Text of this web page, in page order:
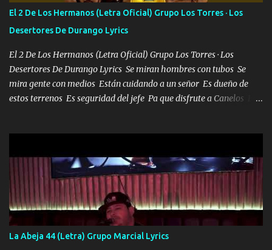
tirante andamos mi carnal atento a cualquier necesidad no porque
se ve limpio el camino nos confiamos al andar y nunca con la
misma piedra me vuelvo a tropezar Cuando ando de enamorado
en corto me tiró a per...
El 2 De Los Hermanos (Letra Oficial) Grupo Los Torres · Los
Desertores De Durango Lyrics
El 2 De Los Hermanos (Letra Oficial) Grupo Los Torres · Los
Desertores De Durango Lyrics Se miran hombres con tubos Se
mira gente con medios Están cuidando a un señor Es dueño de
estos terrenos Es seguridad del jefe Pa que disfrute a Canelos Es
ni tampoco las mujeres porque es platica de grandes por eso hay
que estar alegres doy las instrucciones para atender los deberes
Música Si es que salta algún problema de confianza tengo gente
ahí está el Hombre Cuarenta y también Pariente 7 arreglan
cualquier problema no más es cuestión que ordené NOS HACE
FALTA UN HERMANO DE CLAVE ERA EL 24 SIEMPRE FUE UN
HOMBRE VALIENTE POR ALGO M'URIÓ PELEAND0 SIEMPRE
La Abeja 44 (Letra) Grupo Marcial Lyrics